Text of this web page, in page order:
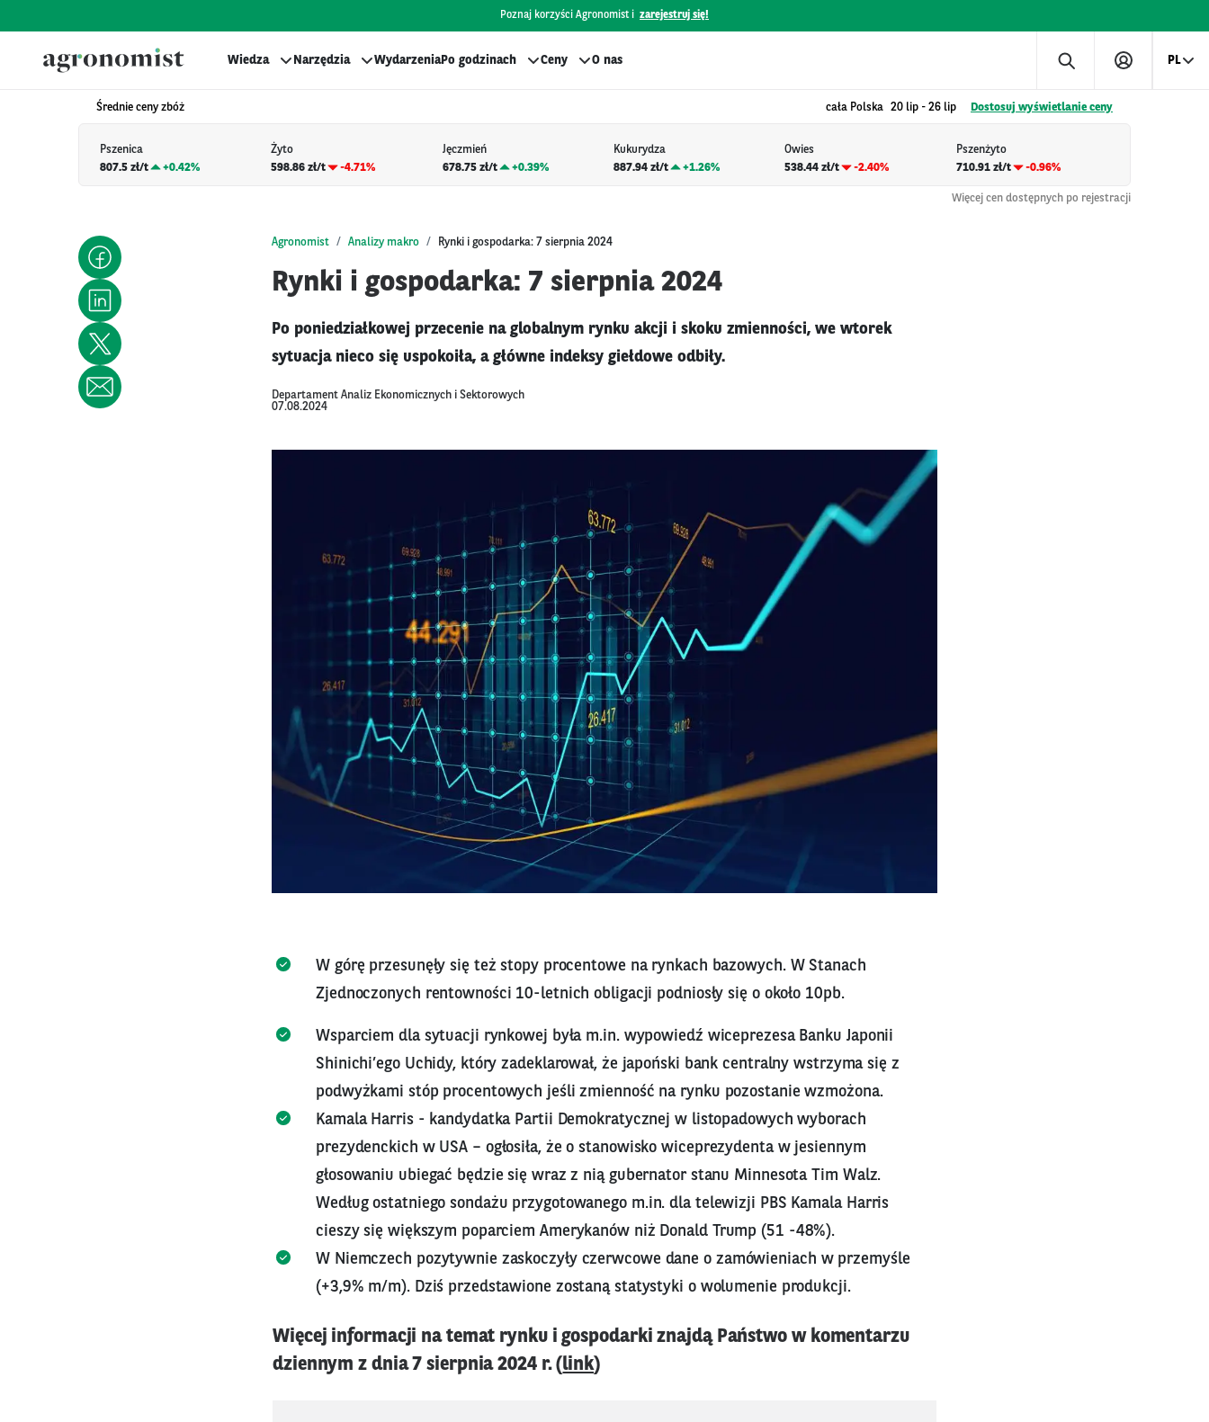
Poznaj korzyści Agronomist i zarejestruj się!
Wiedza Narzędzia WydarzeniaPo godzinach Ceny O nas PL
Średnie ceny zbóż cała Polska 20 lip - 26 lip Dostosuj wyświetlanie ceny
Pszenica
807.5 zł/t
+0.42%
Żyto
598.86 zł/t
-4.71%
Jęczmień
678.75 zł/t
+0.39%
Kukurydza
887.94 zł/t
+1.26%
Owies
538.44 zł/t
-2.40%
Pszenżyto
710.91 zł/t
-0.96%
Więcej cen dostępnych po rejestracji
Agronomist Analizy makro Rynki i gospodarka: 7 sierpnia 2024
Rynki i gospodarka: 7 sierpnia 2024
Po poniedziałkowej przecenie na globalnym rynku akcji i skoku zmienności, we wtorek
sytuacja nieco się uspokoiła, a główne indeksy giełdowe odbiły.
Departament Analiz Ekonomicznych i Sektorowych
07.08.2024
W górę przesunęły się też stopy procentowe na rynkach bazowych. W Stanach
Zjednoczonych rentowności 10-letnich obligacji podniosły się o około 10pb.
Wsparciem dla sytuacji rynkowej była m.in. wypowiedź wiceprezesa Banku Japonii
Shinichi’ego Uchidy, który zadeklarował, że japoński bank centralny wstrzyma się z
podwyżkami stóp procentowych jeśli zmienność na rynku pozostanie wzmożona.
Kamala Harris - kandydatka Partii Demokratycznej w listopadowych wyborach
prezydenckich w USA – ogłosiła, że o stanowisko wiceprezydenta w jesiennym
głosowaniu ubiegać będzie się wraz z nią gubernator stanu Minnesota Tim Walz.
Według ostatniego sondażu przygotowanego m.in. dla telewizji PBS Kamala Harris
cieszy się większym poparciem Amerykanów niż Donald Trump (51 -48%).
W Niemczech pozytywnie zaskoczyły czerwcowe dane o zamówieniach w przemyśle
(+3,9% m/m). Dziś przedstawione zostaną statystyki o wolumenie produkcji.
Więcej informacji na temat rynku i gospodarki znajdą Państwo w komentarzu
dziennym z dnia 7 sierpnia 2024 r. (link)